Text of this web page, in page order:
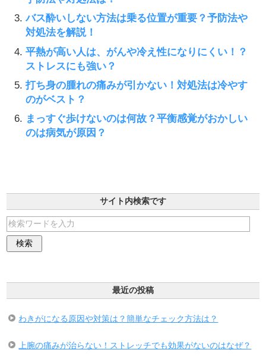
バス酔いしない方法は乗る位置が重要？予防法や
対処法を解説！
平熱が高い人は、がんや冷え性になりにくい！？
ストレスにも強い？
打ち身の腫れの痛みが引かない！対処法は冷やす
のがベスト？
まっすぐ歩けないのは何故？平衡感覚がおかしい
のは病気が原因？
サイト内検索です
最近の投稿
わきがになる原因や対策は？簡単なチェック方法は？
上腕の痛みが治らない！ストレッチでも効果がないのはなぜ？